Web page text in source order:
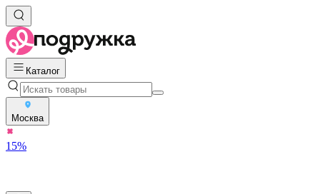
Каталог
Москва
15%